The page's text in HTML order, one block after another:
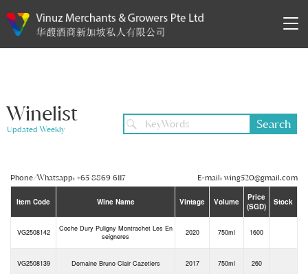
Winelist
Updated Weekly Search
Phone/Whatsapp: +65 8869 6117 E-mail: wing520@gmail.com
Item Code Wine Name Vintage Volume
Price
(SGD)
Stock
VG2508142
Coche Dury Puligny Montrachet Les En
seigneres
2020 750ml 1600
VG2508139 Domaine Bruno Clair Cazetiers 2017 750ml 260